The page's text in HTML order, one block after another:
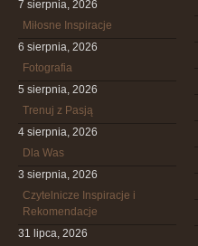
7 sierpnia, 2026
Miłosne Inspiracje
6 sierpnia, 2026
Fotografia
5 sierpnia, 2026
Trenuj z Pasją
4 sierpnia, 2026
Dla Was
3 sierpnia, 2026
Czytelnicze Inspiracje i
Rekomendacje
31 lipca, 2026